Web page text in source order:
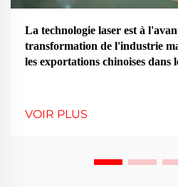
La technologie laser est à
transformation de l'industrie
les exportations chinoises dans
VOIR PLUS